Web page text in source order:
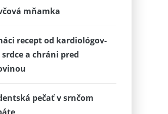
mňamka
recept od kardiológov-
a chráni pred
pečať v srnčom